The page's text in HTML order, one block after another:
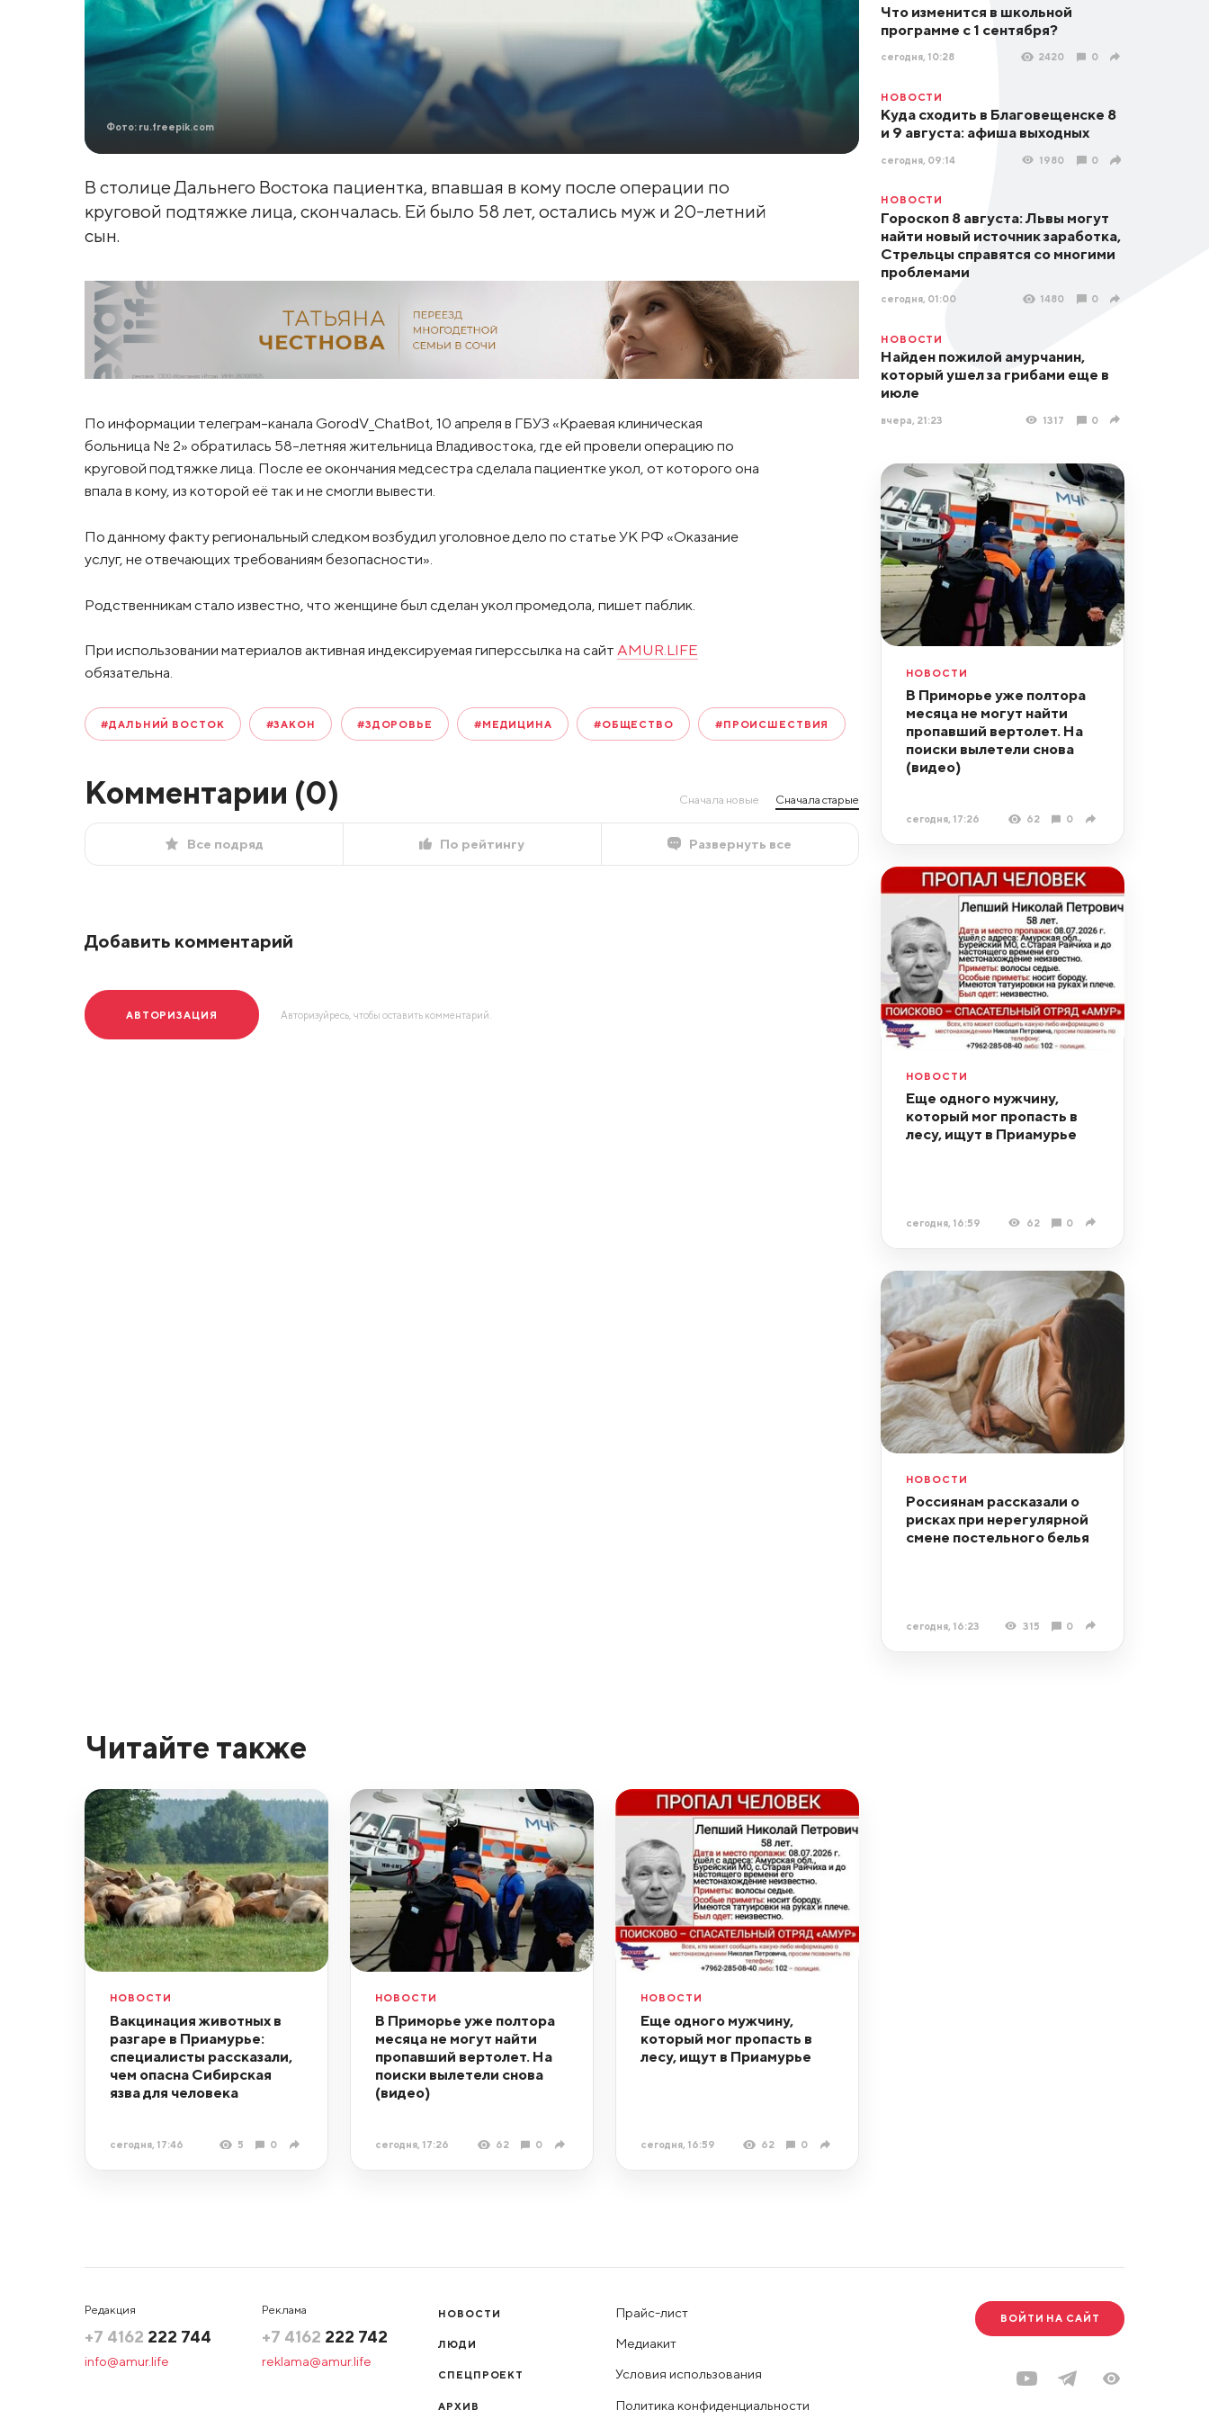
Фото: ru.freepik.com
В столице Дальнего Востока пациентка, впавшая в кому после операции по
круговой подтяжке лица, скончалась. Ей было 58 лет, остались муж и 20-летний
сын.
По информации телеграм-канала GorodV_ChatBot, 10 апреля в ГБУЗ «Краевая клиническая
больница № 2» обратилась 58-летняя жительница Владивостока, где ей провели операцию по
круговой подтяжке лица. После ее окончания медсестра сделала пациентке укол, от которого она
впала в кому, из которой её так и не смогли вывести.
По данному факту региональный следком возбудил уголовное дело по статье УК РФ «Оказание
услуг, не отвечающих требованиям безопасности».
Родственникам стало известно, что женщине был сделан укол промедола, пишет паблик.
При использовании материалов активная индексируемая гиперссылка на сайт AMUR.LIFE
обязательна.
#ДАЛЬНИЙ ВОСТОК #ЗАКОН #ЗДОРОВЬЕ #МЕДИЦИНА #ОБЩЕСТВО #ПРОИСШЕСТВИЯ
Комментарии (0) Сначала новые Сначала старые
Все подряд По рейтингу Развернуть все
Добавить комментарий
АВТОРИЗАЦИЯ Авторизуйресь, чтобы оставить комментарий.
Что изменится в школьной
программе с 1 сентября?
сегодня, 10:28 2420 0
НОВОСТИ
Куда сходить в Благовещенске 8
и 9 августа: афиша выходных
сегодня, 09:14 1980 0
НОВОСТИ
Гороскоп 8 августа: Львы могут
найти новый источник заработка,
Стрельцы справятся со многими
проблемами
сегодня, 01:00 1480 0
НОВОСТИ
Найден пожилой амурчанин,
который ушел за грибами еще в
июле
вчера, 21:23 1317 0
НОВОСТИ
В Приморье уже полтора
месяца не могут найти
пропавший вертолет. На
поиски вылетели снова
(видео)
сегодня, 17:26 62 0
НОВОСТИ
Еще одного мужчину,
который мог пропасть в
лесу, ищут в Приамурье
сегодня, 16:59 62 0
НОВОСТИ
Россиянам рассказали о
рисках при нерегулярной
смене постельного белья
сегодня, 16:23 315 0
Читайте также
НОВОСТИ
Вакцинация животных в
разгаре в Приамурье:
специалисты рассказали,
чем опасна Сибирская
язва для человека
сегодня, 17:46 5 0
НОВОСТИ
В Приморье уже полтора
месяца не могут найти
пропавший вертолет. На
поиски вылетели снова
(видео)
сегодня, 17:26 62 0
НОВОСТИ
Еще одного мужчину,
который мог пропасть в
лесу, ищут в Приамурье
сегодня, 16:59 62 0
Редакция
+7 4162 222 744
info@amur.life
Реклама
+7 4162 222 742
reklama@amur.life
НОВОСТИ
ЛЮДИ
СПЕЦПРОЕКТ
АРХИВ
Прайс-лист
Медиакит
Условия использования
Политика конфиденциальности
ВОЙТИ НА САЙТ